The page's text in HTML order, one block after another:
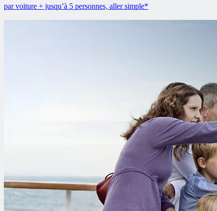
par voiture + jusqu’à 5 personnes, aller simple*